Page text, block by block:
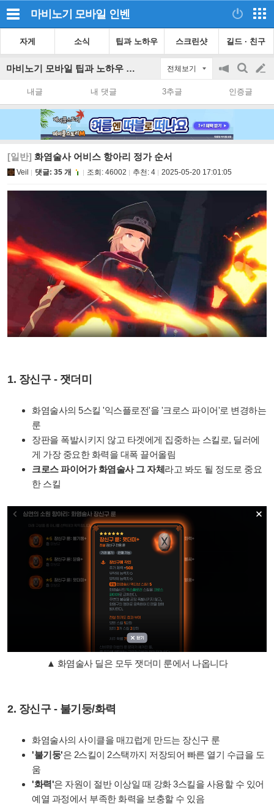
마비노기 모바일 인벤
자게 소식 팁과 노하우 스크린샷 길드 · 친구
마비노기 모바일 팁과 노하우 게시판 전체보기
공
on/off
검
색
글
쓰
내글 내 댓글 3추글 인증글
[일반] 화염술사 어비스 항아리 정가 순서
Veil 댓글: 35 개 조회: 46002 추천: 4 2025-05-20 17:01:05
1. 장신구 - 잿더미
화염술사의 5스킬 '익스플로전'을 '크로스 파이어'로 변경하는
룬
장판을 폭발시키지 않고 타겟에게 집중하는 스킬로, 딜러에
게 가장 중요한 화력을 대폭 끌어올림
크로스 파이어가 화염술사 그 자체라고 봐도 될 정도로 중요
한 스킬
▲ 화염술사 딜은 모두 잿더미 룬에서 나옵니다
2. 장신구 - 불기둥/화력
화염술사의 사이클을 매끄럽게 만드는 장신구 룬
'불기둥'은 2스킬이 2스택까지 저장되어 빠른 열기 수급을 도
움
'화력'은 자원이 절반 이상일 때 강화 3스킬을 사용할 수 있어
예열 과정에서 부족한 화력을 보충할 수 있음